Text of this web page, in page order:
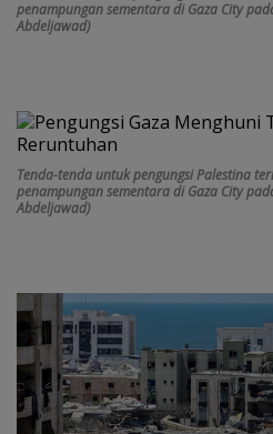
penampungan sementara di Gaza City
Abdeljawad)
Tenda-tenda untuk pengungsi Palestina
penampungan sementara di Gaza City
Abdeljawad)